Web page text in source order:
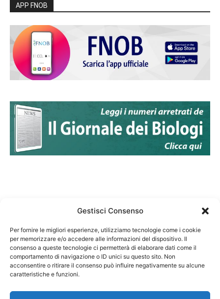
Gestisci Consenso
Per fornire le migliori esperienze, utilizziamo tecnologie come i cookie
per memorizzare e/o accedere alle informazioni del dispositivo. Il
consenso a queste tecnologie ci permetterà di elaborare dati come il
comportamento di navigazione o ID unici su questo sito. Non
acconsentire o ritirare il consenso può influire negativamente su alcune
caratteristiche e funzioni.
APP FNOB
Federazione Nazionale Degli Ordini dei Biologi:
codice fiscale 80069130583
Responsabile sito internet www.fnob.it: